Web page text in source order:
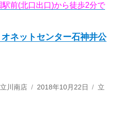
前(北口出口)から徒歩2分で
ネットセンター石神井公
川南店
投
2018年10月22日
カ
立